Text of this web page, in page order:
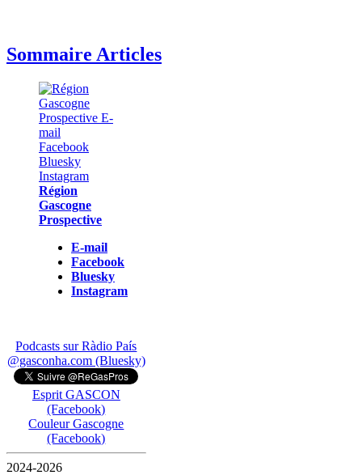
Sommaire Articles
Région
Gascogne
Prospective
E-mail
Facebook
Bluesky
Instagram
Podcasts sur Ràdio País
@gasconha.com (Bluesky)
Esprit GASCON
(Facebook)
Couleur Gascogne
(Facebook)
2024-2026